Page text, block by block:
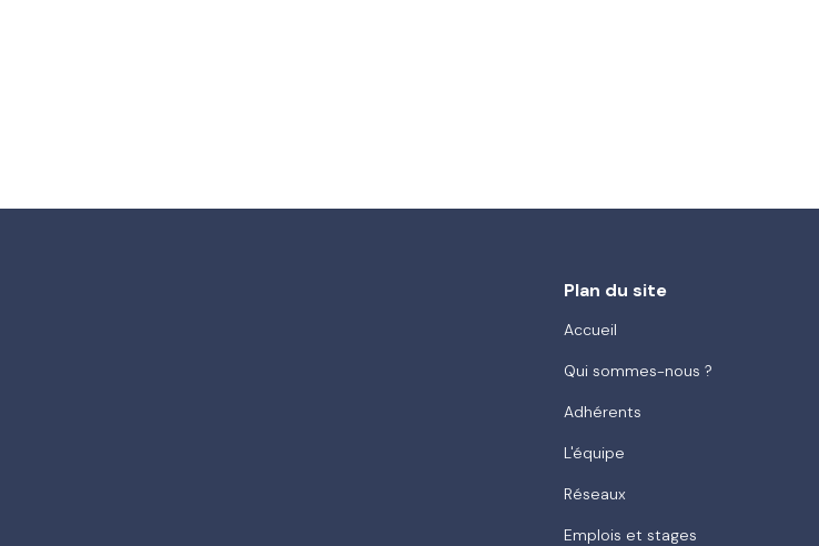
Plan du site
Accueil
Qui sommes-nous ?
Adhérents
L'équipe
Réseaux
Emplois et stages